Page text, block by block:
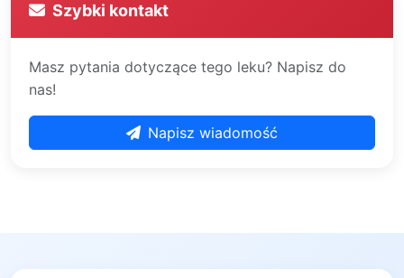
Szybki kontakt
Masz pytania dotyczące tego leku? Napisz do
nas!
Napisz wiadomość